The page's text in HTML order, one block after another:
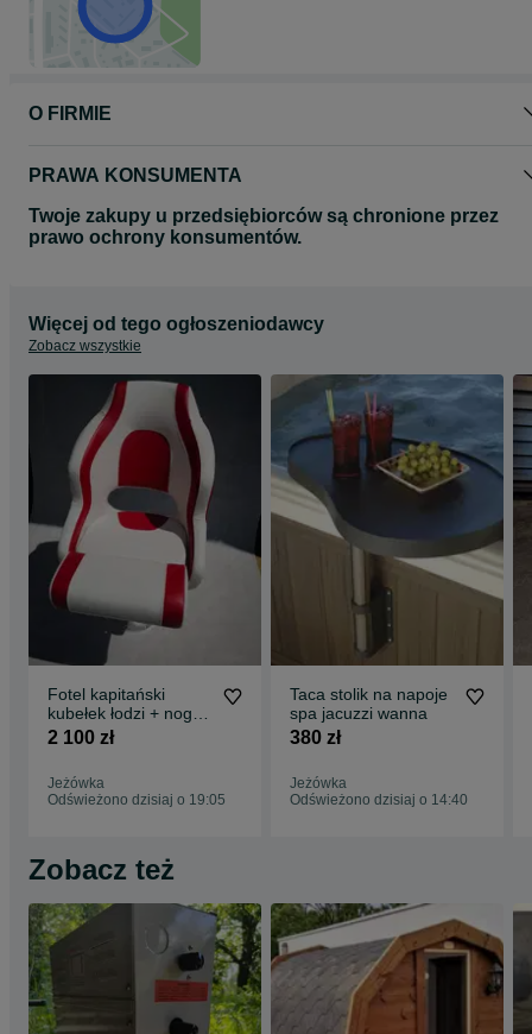
O FIRMIE
PRAWA KONSUMENTA
Twoje zakupy u przedsiębiorców są chronione przez
prawo ochrony konsumentów.
Więcej od tego ogłoszeniodawcy
Zobacz wszystkie
Fotel kapitański
kubełek łodzi + noga
z aluminium
2 100 zł
Jeżówka
Odświeżono dzisiaj o 19:05
Taca stolik na napoje
spa jacuzzi wanna
380 zł
Jeżówka
Odświeżono dzisiaj o 14:40
Zobacz też